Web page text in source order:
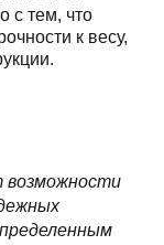
с тем, что
к весу,